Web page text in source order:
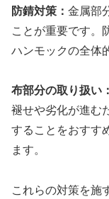
防錆対策： 金属部
ことが重要です。
ハンモックの全体
布部分の取り扱い：
褪せや劣化が進む
することをおすす
ます。
これらの対策を施